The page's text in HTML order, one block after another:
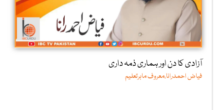
آزادی کا دن اور ہماری ذمہ داری
فیاض احمدرانا،معروف ماہرتعلیم